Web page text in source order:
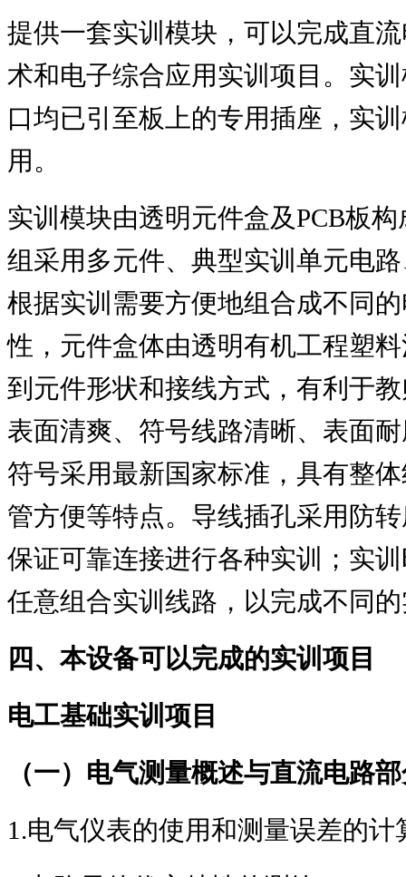
提供一套实训模块，可以完成直
术和电子综合应用实训项目。实
口均已引至板上的专用插座，实
用。
实训模块由透明元件盒及PCB板构
组采用多元件、典型实训单元电
根据实训需要方便地组合成不同
性，元件盒体由透明有机工程塑
到元件形状和接线方式，有利于
表面清爽、符号线路清晰、表面
符号采用最新国家标准，具有整
管方便等特点。导线插孔采用防
保证可靠连接进行各种实训；实
任意组合实训线路，以完成不同
四、本设备可以完成的实训项目
电工基础实训项目
（一）电气测量概述与直流电路
1.电气仪表的使用和测量误差的计